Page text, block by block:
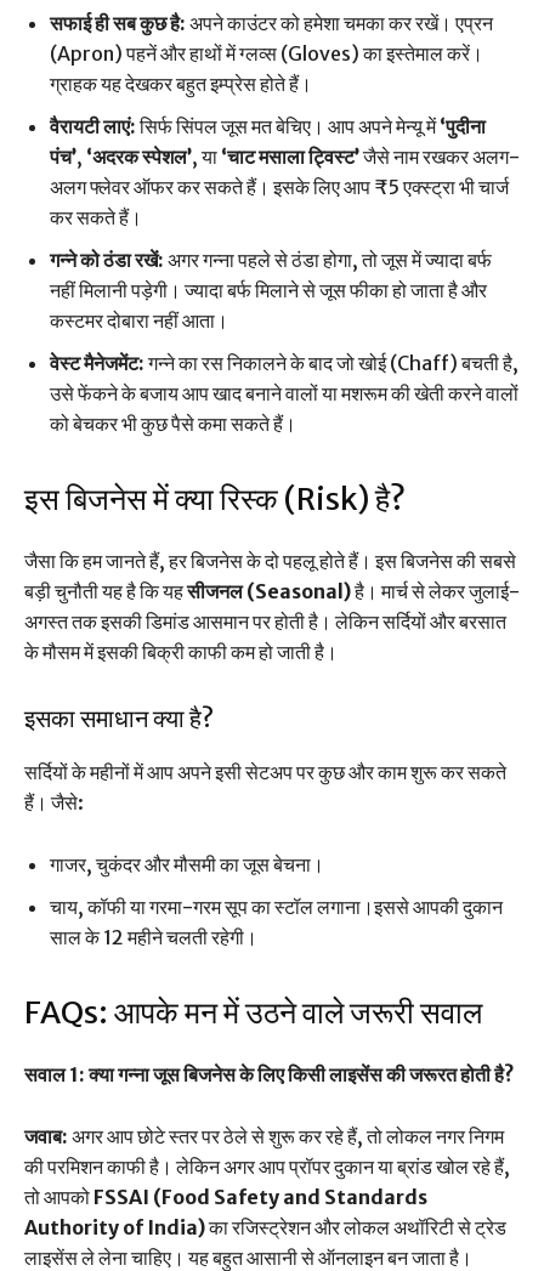
सफाई ही सब कुछ है: अपने काउंटर को हमेशा चमका कर रखें। एप्रन
(Apron) पहनें और हाथों में ग्लव्स (Gloves) का इस्तेमाल करें।
ग्राहक यह देखकर बहुत इम्प्रेस होते हैं।
वैरायटी लाएं:सिर्फ सिंपल जूस मत बेचिए। आप अपने मेन्यू में‘पुदीना
पंच’, ‘अदरक स्पेशल’, या ‘चाट मसाला ट्विस्ट’जैसे नाम रखकर अलग-
अलग फ्लेवर ऑफर कर सकते हैं। इसके लिए आप ₹5 एक्स्ट्रा भी चार्ज
कर सकते हैं।
गन्ने को ठंडा रखें: अगर गन्ना पहले से ठंडा होगा, तो जूस में ज्यादा बर्फ
नहीं मिलानी पड़ेगी। ज्यादा बर्फ मिलाने से जूस फीका हो जाता है और
कस्टमर दोबारा नहीं आता।
वेस्ट मैनेजमेंट:गन्ने का रस निकालने के बाद जो खोई (Chaff) बचती है,
उसे फेंकने के बजाय आप खाद बनाने वालों या मशरूम की खेती करने वालों
को बेचकर भी कुछ पैसे कमा सकते हैं।
इस बिजनेस में क्या रिस्क (Risk) है?
जैसा कि हम जानते हैं, हर बिजनेस के दो पहलू होते हैं। इस बिजनेस की सबसे
बड़ी चुनौती यह है कि यहसीजनल (Seasonal)है। मार्च से लेकर जुलाई-
अगस्त तक इसकी डिमांड आसमान पर होती है। लेकिन सर्दियों और बरसात
के मौसम में इसकी बिक्री काफी कम हो जाती है।
इसका समाधान क्या है?
सर्दियों के महीनों में आप अपने इसी सेटअप पर कुछ और काम शुरू कर सकते
हैं। जैसे:
गाजर, चुकंदर और मौसमी का जूस बेचना।
चाय, कॉफी या गरमा-गरम सूप का स्टॉल लगाना।इससे आपकी दुकान
साल के 12 महीने चलती रहेगी।
FAQs: आपके मन में उठने वाले जरूरी सवाल
सवाल 1: क्या गन्ना जूस बिजनेस के लिए किसी लाइसेंस की जरूरत होती है?
जवाब: अगर आप छोटे स्तर पर ठेले से शुरू कर रहे हैं, तो लोकल नगर निगम
की परमिशन काफी है। लेकिन अगर आप प्रॉपर दुकान या ब्रांड खोल रहे हैं,
तो आपको FSSAI (Food Safety and Standards
Authority of India)का रजिस्ट्रेशन और लोकल अथॉरिटी से ट्रेड
लाइसेंस ले लेना चाहिए। यह बहुत आसानी से ऑनलाइन बन जाता है।